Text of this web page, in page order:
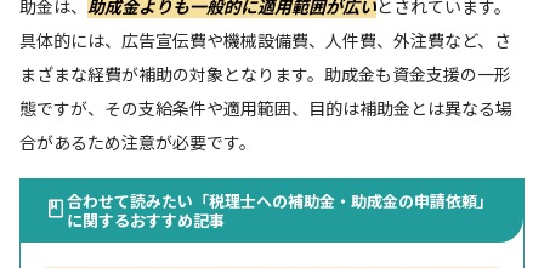
助金は、 助成金よりも一般的に適用範囲が広いとされています。
具体的には、広告宣伝費や機械設備費、人件費、外注費など、さ
まざまな経費が補助の対象となります。助成金も資金支援の一形
態ですが、その支給条件や適用範囲、目的は補助金とは異なる場
合があるため注意が必要です。
合わせて読みたい「税理士への補助金・助成金の申請依頼」
に関するおすすめ記事